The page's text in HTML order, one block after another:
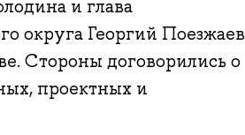
и глава
округа Георгий Поезжаев
Стороны договорились о
проектных и